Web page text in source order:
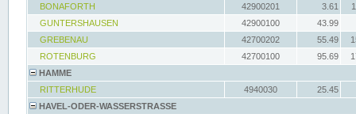
BONAFORTH
42900201 3.61
GUNTERSHAUSEN
42900100
43.99
GREBENAU
42700202 55.49
ROTENBURG
42700100 95.69
HAMME
RITTERHUDE
4940030
25.45
HAVEL-ODER-WASSERSTRASSE